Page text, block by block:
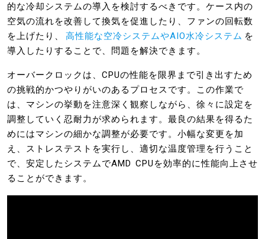
的な冷却システムの導入を検討するべきです。ケース内の
空気の流れを改善して換気を促進したり、ファンの回転数
を上げたり、
高性能な空冷システムやAIO水冷システム を
導入したりすることで、問題を解決できます。
オーバークロックは、CPUの性能を限界まで引き出すため
の挑戦的かつやりがいのあるプロセスです。この作業で
は、マシンの挙動を注意深く観察しながら、徐々に設定を
調整していく忍耐力が求められます。最良の結果を得るた
めにはマシンの細かな調整が必要です。小幅な変更を加
え、ストレステストを実行し、適切な温度管理を行うこと
で、安定したシステムでAMD CPUを効率的に性能向上させ
ることができます。